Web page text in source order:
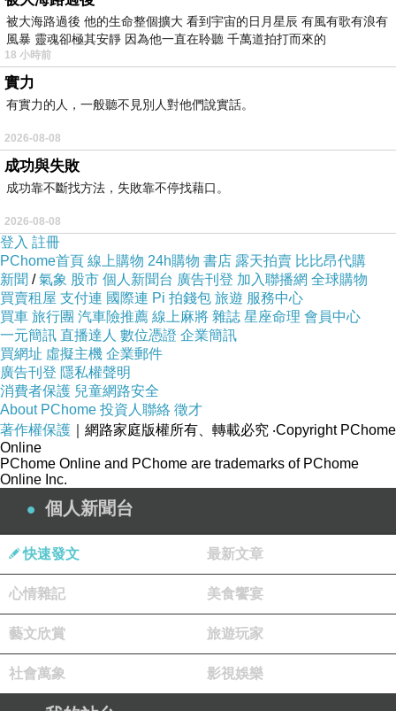
第二、智慧不可賜：智慧不是佛给予
的，而是本來就在你心中，任何人想要
開啟智慧，都離不開自心的磨練，只能
靠個人自身的磨練、修行與實證來獲
得。
第三、真法不可說：宇宙終極的真相與
境界（如涅槃、真理），無法單靠語言
文字完全講明白，也無法言語道斷，必
須靠自己親自去體會，只能靠自身實修
實證。
第四、無緣不能度：無緣之人是聽不進
你的話，也感受不到你的慈悲，「天雨
雖大，不潤無根之草」，佛法無邊難度
無緣之人，佛度有緣人，若眾生自己沒
有善根、不願相信或不願改變，佛陀也
無法強行救度他們。
很多人看到這裡，會把佛學當成面對人
生的哲學，其實佛學不是哲學，祂是
「解脫之道」，要讓你得魚忘筌，度過
彼岸後，就要捨去船筏，捨去所有的佛
法（出世法），進入涅槃寂靜，然後真
被大海路過後 他的生命整個擴大 看到宇宙的日月星辰 有風有歌有浪有
風暴 靈魂卻極其安靜 因為他一直在聆聽 千萬道拍打而來的
18 小時前
實力
有實力的人，一般聽不見別人對他們說實話。
2026-08-08
成功與失敗
成功靠不斷找方法，失敗靠不停找藉口。
2026-08-08
登入 註冊
PChome首頁 線上購物 24h購物 書店 露天拍賣 比比昂代購
新聞 /氣象 股市 個人新聞台 廣告刊登 加入聯播網 全球購物
買賣租屋 支付連 國際連 Pi 拍錢包 旅遊 服務中心
買車 旅行團 汽車險推薦 線上麻將 雜誌 星座命理 會員中心
一元簡訊 直播達人 數位憑證 企業簡訊
買網址 虛擬主機 企業郵件
廣告刊登 隱私權聲明
消費者保護 兒童網路安全
About PChome 投資人聯絡 徵才
著作權保護 ｜網路家庭版權所有、轉載必究 ‧Copyright PChome
Online
PChome Online and PChome are trademarks of PChome
Online Inc.
個人新聞台
快速發文 最新文章
心情雜記 美食饗宴
藝文欣賞 旅遊玩家
社會萬象 影視娛樂